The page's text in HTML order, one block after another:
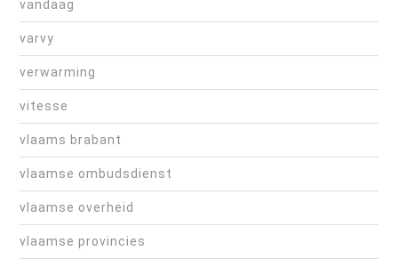
vandaag
varvy
verwarming
vitesse
vlaams brabant
vlaamse ombudsdienst
vlaamse overheid
vlaamse provincies